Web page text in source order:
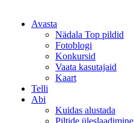
Avasta
Nädala Top pildid
Fotoblogi
Konkursid
Vaata kasutajaid
Kaart
Telli
Abi
Kuidas alustada
Piltide üleslaadimine